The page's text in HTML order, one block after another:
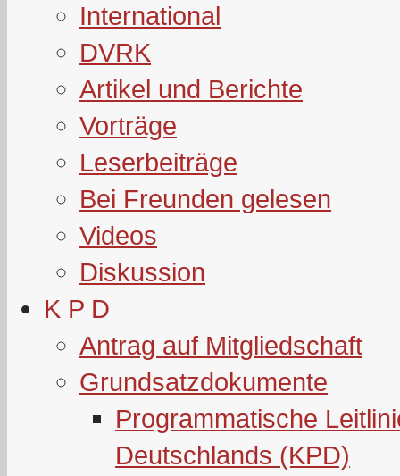
International
DVRK
Artikel und Berichte
Vorträge
Leserbeiträge
Bei Freunden gelesen
Videos
Diskussion
K P D
Antrag auf Mitgliedschaft
Grundsatzdokumente
Programmatische
Deutschlands (KPD)